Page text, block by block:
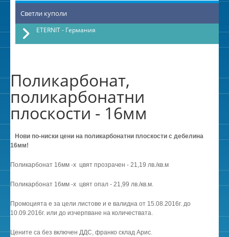
Светли куполи
ETERNIT - Германия
Поликарбонат,
поликарбонатни
плоскости - 16мм
Нови по-ниски цени на поликарбонатни плоскости с дебелина
16мм!
Поликарбонат 16мм -х цвят прозрачен - 21,19 лв./кв.м
Поликарбонат 16мм -х цвят опал - 21,99 лв./кв.м.
Промоцията е за цели листове и е валидна от 15.08.2016г. до
10.09.2016г. или до изчерпване на количествата.
Цените са без включен ДДС, франко склад Арис.